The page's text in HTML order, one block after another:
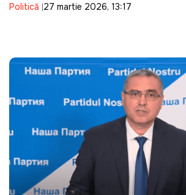
probele"
Politică 27 martie 2026, 13:17